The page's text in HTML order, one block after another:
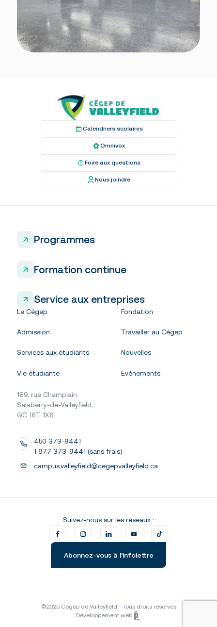
Calendriers scolaires
Omnivox
Foire aux questions
Nous joindre
Programmes
Formation continue
Service aux entreprises
Le Cégep
Admission
Services aux étudiants
Vie étudiante
Fondation
Travailler au Cégep
Nouvelles
Événements
169, rue Champlain
Salaberry-de-Valleyfield,
QC J6T 1X6
450 373-9441
1 877 373-9441 (sans frais)
campus.valleyfield@cegepvalleyfield.ca
Suivez-nous sur les réseaux :
Abonnez-vous à l’infolettre
©2025 Cégep de Valleyfield - Tous droits réservés
Développement web